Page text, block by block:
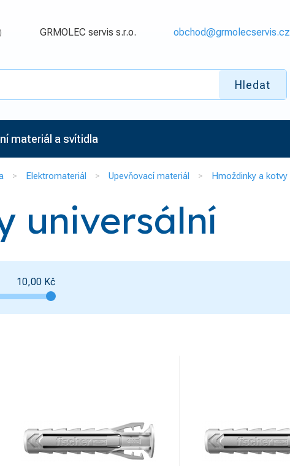
GRMOLEC servis s.r.o. obchod@grmolecservis.cz
Hledat
materiál a svítidla
Elektromateriál Upevňovací materiál Hmoždinky a kotvy
universální
10,00 Kč